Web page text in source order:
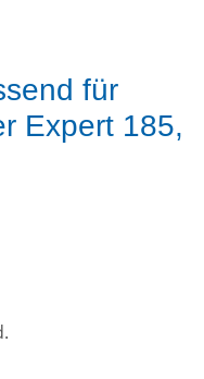
für
Expert 185,